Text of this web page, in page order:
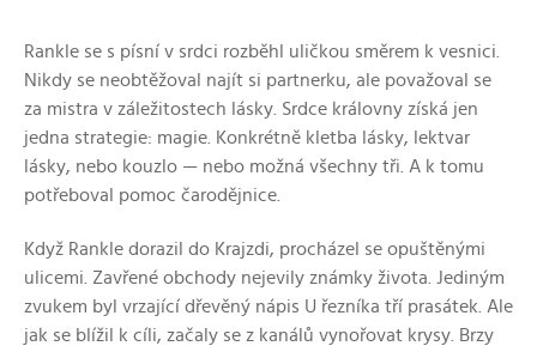
Rankle se s písní v srdci rozběhl uličkou směrem k vesnici.
Nikdy se neobtěžoval najít si partnerku, ale považoval se
za mistra v záležitostech lásky. Srdce královny získá jen
jedna strategie: magie. Konkrétně kletba lásky, lektvar
lásky, nebo kouzlo — nebo možná všechny tři. A k tomu
potřeboval pomoc čarodějnice.
Když Rankle dorazil do Krajzdi, procházel se opuštěnými
ulicemi. Zavřené obchody nejevily známky života. Jediným
zvukem byl vrzající dřevěný nápis U řezníka tří prasátek. Ale
jak se blížil k cíli, začaly se z kanálů vynořovat krysy. Brzy